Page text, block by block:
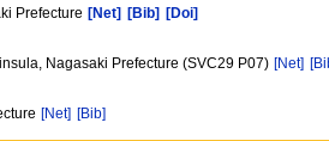
Prefecture [Net] [Bib]
[Doi]
Nagasaki Prefecture (SVC29 P07) [Net]
[Net] [Bib]